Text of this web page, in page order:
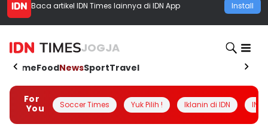
Baca artikel IDN Times lainnya di IDN App Install
JOGJA
HomeFoodNewsSportTravel
For
You
Soccer Times Yuk Pilih ! Iklanin di IDN